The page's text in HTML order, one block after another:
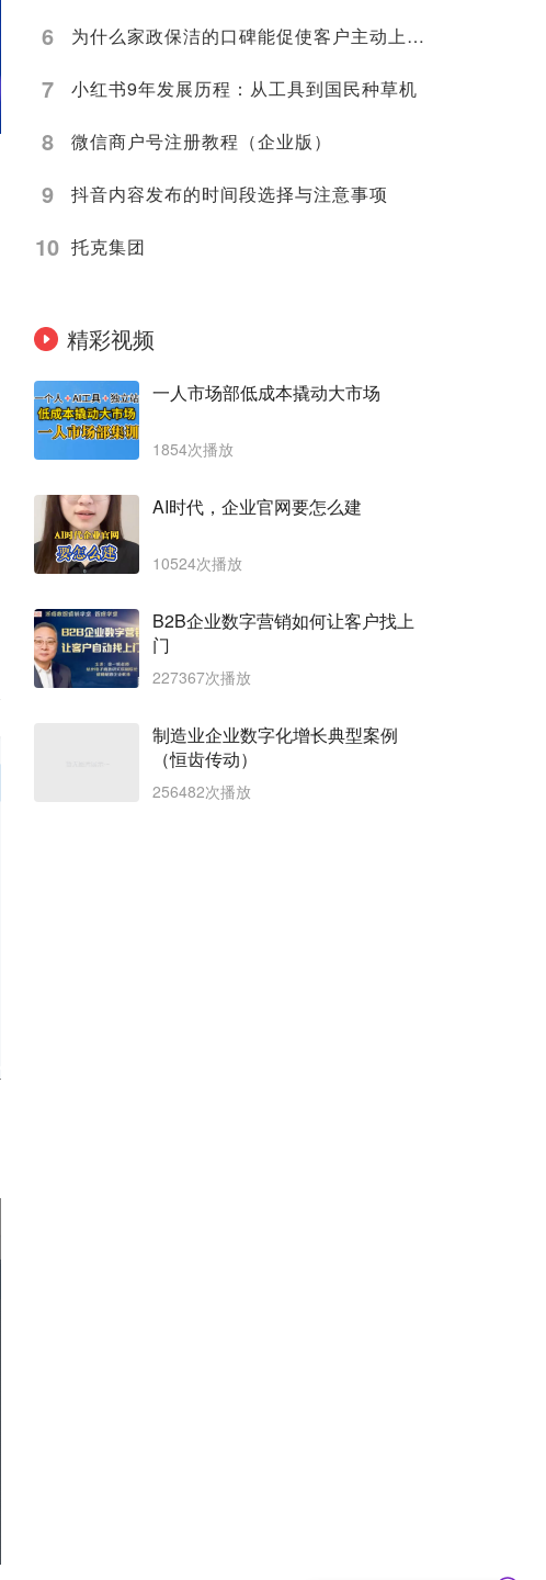
6 为什么家政保洁的口碑能促使客户主动上门？
7 小红书9年发展历程：从工具到国民种草机
8 微信商户号注册教程（企业版）
9 抖音内容发布的时间段选择与注意事项
10 托克集团
精彩视频
一人市场部低成本撬动大市场
1854次播放
AI时代，企业官网要怎么建
10524次播放
B2B企业数字营销如何让客户找上
门
227367次播放
制造业企业数字化增长典型案例
（恒齿传动）
256482次播放